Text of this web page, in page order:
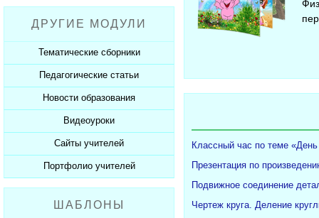
Пожарная безопасность
СанПиНы
Должностные обязанности
Планы, справки, протоколы
Презентации к Дню матери
Презентации к Новому году
Презентации к 23 февраля
Презентации к 8 марта
Презентации к Дню Победы
350 лет Петру I
Разработки учащихся
Софт для учителя
ДРУГИЕ МОДУЛИ
Тематические сборники
Сборники презентаций
Педагогические статьи
Каталог статей
Добавить статью
Новости образования
Новости образования
Видеоуроки
Видеоуроки ЕГЭ и ОГЭ
Сайты учителей
Каталог сайтов
Добавить сайт
Портфолио учителей
Каталог портфолио
Добавить портфолио
ШАБЛОНЫ
Классный час по теме
Презентация по
Подвижное соединение
Чертеж круга. Деление